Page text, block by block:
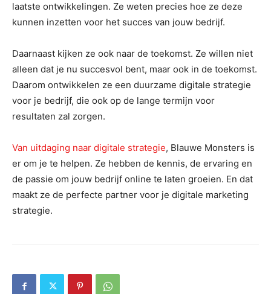
laatste ontwikkelingen. Ze weten precies hoe ze deze
kunnen inzetten voor het succes van jouw bedrijf.
Daarnaast kijken ze ook naar de toekomst. Ze willen niet
alleen dat je nu succesvol bent, maar ook in de toekomst.
Daarom ontwikkelen ze een duurzame digitale strategie
voor je bedrijf, die ook op de lange termijn voor
resultaten zal zorgen.
Van uitdaging naar digitale strategie, Blauwe Monsters is
er om je te helpen. Ze hebben de kennis, de ervaring en
de passie om jouw bedrijf online te laten groeien. En dat
maakt ze de perfecte partner voor je digitale marketing
strategie.